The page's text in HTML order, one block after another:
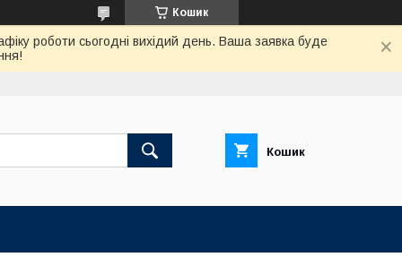
Кошик
роботи сьогодні вихідий день. Ваша заявка буде
Кошик